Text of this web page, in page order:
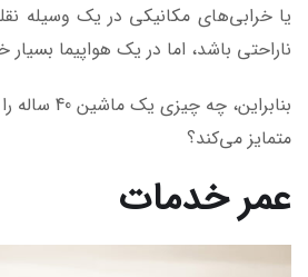
یا خرابی‌های مکانیکی در یک وسیله
ناراحتی باشد، اما در یک هواپیما
متمایز می‌کند؟
عمر خدمات